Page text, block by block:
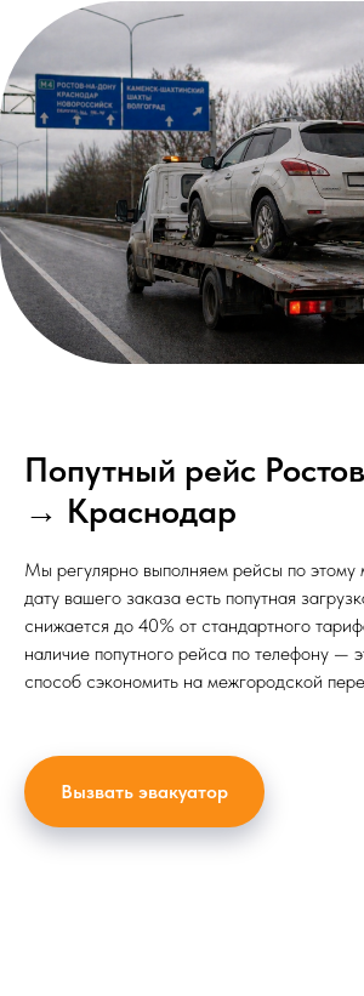
Попутный рейс
→ Краснодар
Мы регулярно выполняем рейсы по этому
дату вашего заказа есть попутная
снижается до 40% от стандартного
наличие попутного рейса по телефону —
способ сэкономить на межгородской
Вызвать эвакуатор